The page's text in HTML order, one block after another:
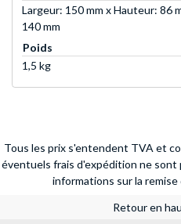
Largeur: 150 mm x Hauteur: 86
140 mm
Poids
1,5 kg
Tous les prix s'entendent TVA et
éventuels frais d'expédition ne sont
informations sur la
Retour en